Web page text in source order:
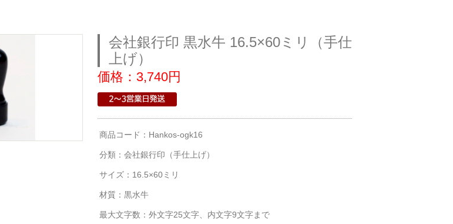
会社銀行印 黒水牛 16.5×60ミリ（手仕
上げ）
価格：3,740円
商品コード：Hankos-ogk16
分類： 会社銀行印（手仕上げ）
サイズ：16.5×60ミリ
材質：黒水牛
最大文字数：外文字25文字、内文字9文字まで